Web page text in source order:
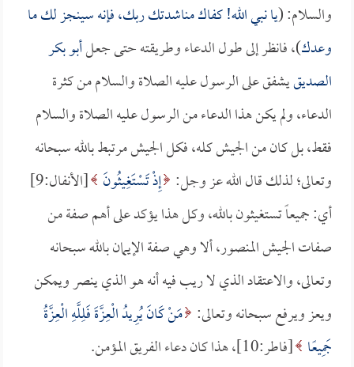
والسلام: (يا نبي الله! كفاك مناشدتك ربك، فإنه سينجز لك ما
وعدك)، فانظر إلى طول الدعاء وطريقته حتى جعلأبو بكر
الصديقيشفق على الرسول عليه الصلاة والسلام من كثرة
الدعاء، ولم يكن هذا الدعاء من الرسول عليه الصلاة والسلام
فقط، بل كان من الجيش كله، فكل الجيش مرتبط بالله سبحانه
وتعالى؛ لذلك قال الله عز وجل: إِذْ تَسْتَغِيثُونَ
[الأنفال:9]
أي: جميعاً تستغيثون بالله، وكل هذا يؤكد على أهم صفة من
صفات الجيش المنصور، ألا وهي صفة الإيمان بالله سبحانه
وتعالى، والاعتقاد الذي لا ريب فيه أنه هو الذي ينصر ويمكن
ويعز ويرفع سبحانه وتعالى: مَنْ كَانَ يُرِيدُ الْعِزَّةَ فَلِلَّهِ الْعِزَّةُ
جَمِيعًا [فاطر:10]، هذا كان دعاء الفريق المؤمن.